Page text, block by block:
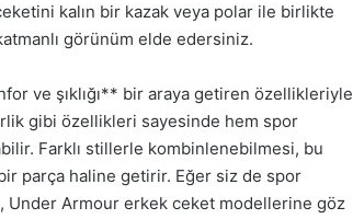
kalın bir kazak veya polar ile birlikte
görünüm elde edersiniz.
ve şıklığı** bir araya getiren özellikleriyle
gibi özellikleri sayesinde hem spor
Farklı stillerle kombinlenebilmesi, bu
parça haline getirir. Eğer siz de spor
Under Armour erkek ceket modellerine göz